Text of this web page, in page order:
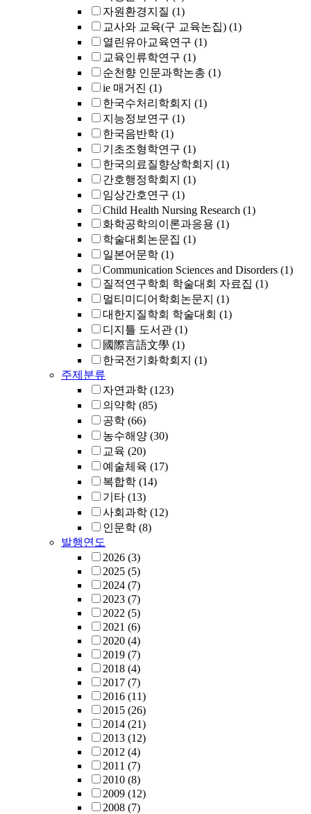
자원환경지질 (1)
교사와 교육(구 교육논집) (1)
열린유아교육연구 (1)
교육인류학연구 (1)
순천향 인문과학논총 (1)
ie 매거진 (1)
한국수처리학회지 (1)
지능정보연구 (1)
한국음반학 (1)
기초조형학연구 (1)
한국의료질향상학회지 (1)
간호행정학회지 (1)
임상간호연구 (1)
Child Health Nursing Research (1)
화학공학의이론과응용 (1)
학술대회논문집 (1)
일본어문학 (1)
Communication Sciences and Disorders (1)
질적연구학회 학술대회 자료집 (1)
멀티미디어학회논문지 (1)
대한지질학회 학술대회 (1)
디지틀 도서관 (1)
國際言語文學 (1)
한국전기화학회지 (1)
주제분류
자연과학 (123)
의약학 (85)
공학 (66)
농수해양 (30)
교육 (20)
예술체육 (17)
복합학 (14)
기타 (13)
사회과학 (12)
인문학 (8)
발행연도
2026 (3)
2025 (5)
2024 (7)
2023 (7)
2022 (5)
2021 (6)
2020 (4)
2019 (7)
2018 (4)
2017 (7)
2016 (11)
2015 (26)
2014 (21)
2013 (12)
2012 (4)
2011 (7)
2010 (8)
2009 (12)
2008 (7)